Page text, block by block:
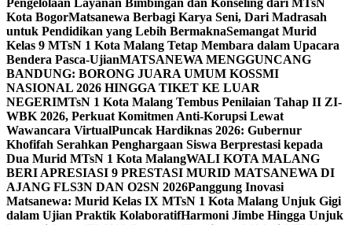
Pengelolaan Layanan Bimbingan dan Konseling dari MTsN
Kota BogorMatsanewa Berbagi Karya Seni, Dari Madrasah
untuk Pendidikan yang Lebih BermaknaSemangat Murid
Kelas 9 MTsN 1 Kota Malang Tetap Membara dalam Upacara
Bendera Pasca-UjianMATSANEWA MENGGUNCANG
BANDUNG: BORONG JUARA UMUM KOSSMI
NASIONAL 2026 HINGGA TIKET KE LUAR
NEGERIMTsN 1 Kota Malang Tembus Penilaian Tahap II ZI-
WBK 2026, Perkuat Komitmen Anti-Korupsi Lewat
Wawancara VirtualPuncak Hardiknas 2026: Gubernur
Khofifah Serahkan Penghargaan Siswa Berprestasi kepada
Dua Murid MTsN 1 Kota MalangWALI KOTA MALANG
BERI APRESIASI 9 PRESTASI MURID MATSANEWA DI
AJANG FLS3N DAN O2SN 2026Panggung Inovasi
Matsanewa: Murid Kelas IX MTsN 1 Kota Malang Unjuk Gigi
dalam Ujian Praktik KolaboratifHarmoni Jimbe Hingga Unjuk